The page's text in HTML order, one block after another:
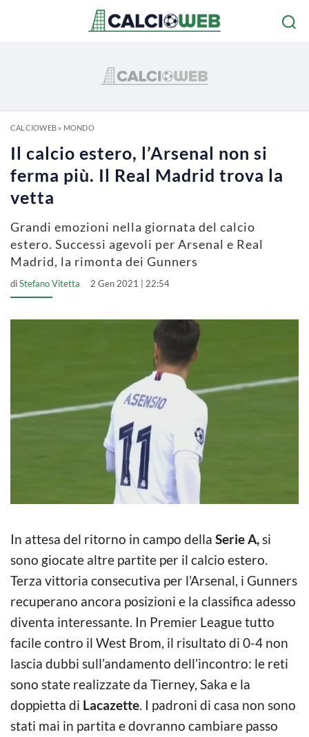
CALCIOWEB» MONDO
Il calcio estero, l’Arsenal non si
ferma più. Il Real Madrid trova la
vetta
Grandi emozioni nella giornata del calcio
estero. Successi agevoli per Arsenal e Real
Madrid, la rimonta dei Gunners
diStefano Vitetta 2 Gen 2021 | 22:54
In attesa del ritorno in campo della Serie A,si
sono giocate altre partite per il calcio estero.
Terza vittoria consecutiva per l’Arsenal, i Gunners
recuperano ancora posizioni e la classifica adesso
diventa interessante. In Premier League tutto
facile contro il West Brom, il risultato di 0-4 non
lascia dubbi sull’andamento dell’incontro: le reti
sono state realizzate da Tierney, Saka e la
doppietta di Lacazette. I padroni di casa non sono
stati mai in partita e dovranno cambiare passo